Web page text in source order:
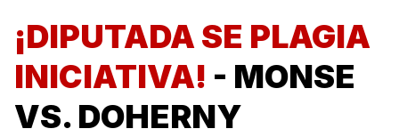
¡DIPUTADA SE PLAGIA
INICIATIVA! - MONSE
VS. DOHERNY